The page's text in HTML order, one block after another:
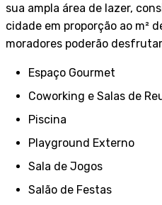
sua ampla área de lazer,
cidade em proporção ao m²
moradores poderão
Espaço Gourmet
Coworking e Salas de
Piscina
Playground Externo
Sala de Jogos
Salão de Festas